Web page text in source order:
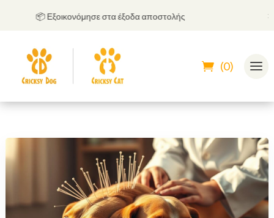
📦 Εξοικονόμησε στα έξοδα αποστολής
(0)